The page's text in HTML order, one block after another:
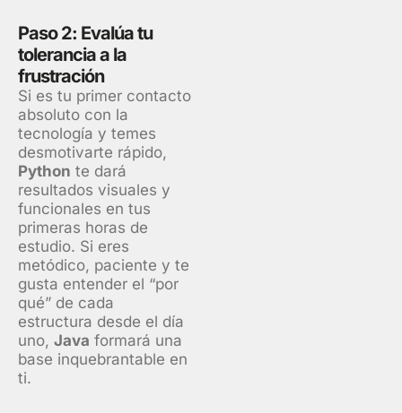
Paso 2: Evalúa tu
tolerancia a la
frustración
Si es tu primer contacto
absoluto con la
tecnología y temes
desmotivarte rápido,
Python te dará
resultados visuales y
funcionales en tus
primeras horas de
estudio. Si eres
metódico, paciente y te
gusta entender el “por
qué” de cada
estructura desde el día
uno, Java formará una
base inquebrantable en
ti.